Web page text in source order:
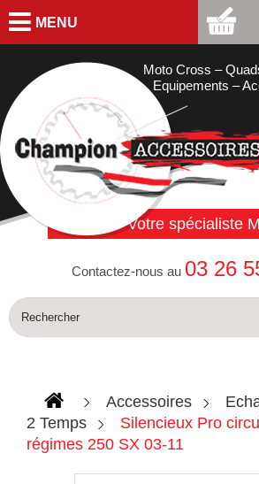
MENU
Moto Cross –
Equipements –
Votre spécialiste
Contactez-nous au 03 26
Accessoires
2 Temps
Silencieux Pro
régimes 250 SX 03-11